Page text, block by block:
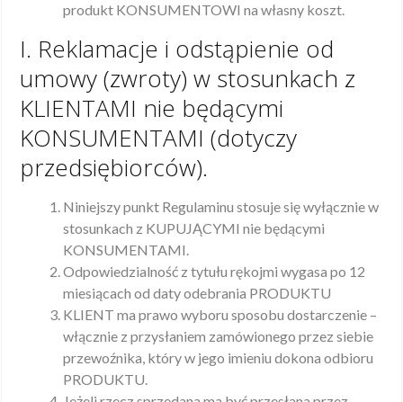
produkt KONSUMENTOWI na własny koszt.
I. Reklamacje i odstąpienie od
umowy (zwroty) w stosunkach z
KLIENTAMI nie będącymi
KONSUMENTAMI (dotyczy
przedsiębiorców).
Niniejszy punkt Regulaminu stosuje się wyłącznie w
stosunkach z KUPUJĄCYMI nie będącymi
KONSUMENTAMI.
Odpowiedzialność z tytułu rękojmi wygasa po 12
miesiącach od daty odebrania PRODUKTU
KLIENT ma prawo wyboru sposobu dostarczenie –
włącznie z przysłaniem zamówionego przez siebie
przewoźnika, który w jego imieniu dokona odbioru
PRODUKTU.